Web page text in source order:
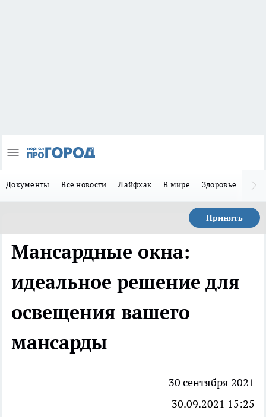
Документы Все новости Лайфхак В мире Здоровье
Принять
Мансардные окна:
идеальное решение для
освещения вашего
мансарды
30 сентября 2021
30.09.2021 15:25